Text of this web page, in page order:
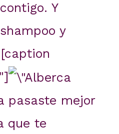
Y
y
pasaste mejor
que te